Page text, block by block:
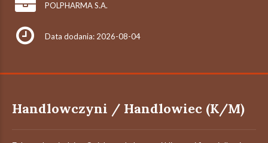
POLPHARMA S.A.
Data dodania: 2026-08-04
Handlowczyni / Handlowiec (K/M)